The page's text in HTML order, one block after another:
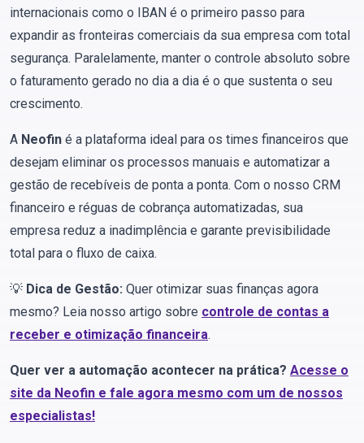
internacionais como o IBAN é o primeiro passo para
expandir as fronteiras comerciais da sua empresa com total
segurança. Paralelamente, manter o controle absoluto sobre
o faturamento gerado no dia a dia é o que sustenta o seu
crescimento.
A Neofin é a plataforma ideal para os times financeiros que
desejam eliminar os processos manuais e automatizar a
gestão de recebíveis de ponta a ponta. Com o nosso CRM
financeiro e réguas de cobrança automatizadas, sua
empresa reduz a inadimplência e garante previsibilidade
total para o fluxo de caixa.
💡 Dica de Gestão: Quer otimizar suas finanças agora
mesmo? Leia nosso artigo sobre controle de contas a
receber e otimização financeira.
Quer ver a automação acontecer na prática? Acesse o
site da Neofin e fale agora mesmo com um de nossos
especialistas!